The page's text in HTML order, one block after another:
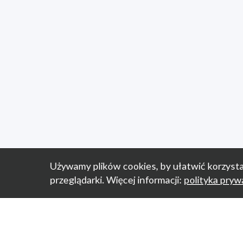
Używamy plików cookies, by ułatwić
przeglądarki. Więcej informacji: polityka